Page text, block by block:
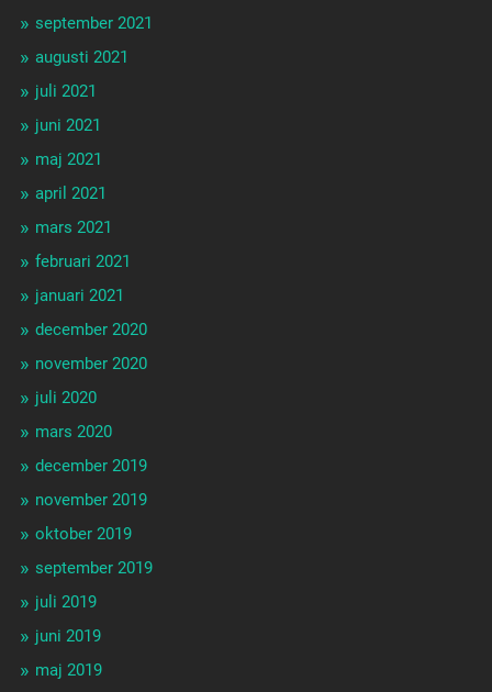
september 2021
augusti 2021
juli 2021
juni 2021
maj 2021
april 2021
mars 2021
februari 2021
januari 2021
december 2020
november 2020
juli 2020
mars 2020
december 2019
november 2019
oktober 2019
september 2019
juli 2019
juni 2019
maj 2019